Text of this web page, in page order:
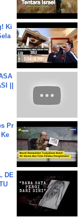
Ki
||
Pr
DE